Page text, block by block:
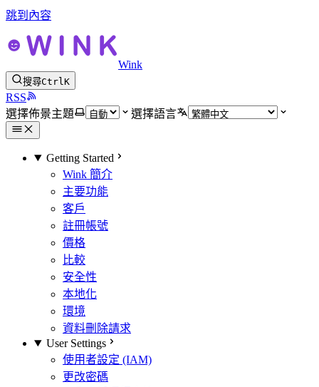
跳到內容
Wink
搜尋CtrlK
RSS
選擇佈景主題
選擇語言
Getting Started
Wink 簡介
主要功能
客戶
註冊帳號
價格
比較
安全性
本地化
環境
資料刪除請求
User Settings
使用者設定 (IAM)
更改密碼